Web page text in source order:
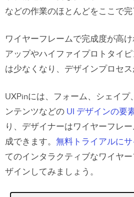
などの作業のほとんどをここで完
ワイヤーフレームで完成度が高
アップやハイファイプロトタイ
は少なくなり、デザインプロセス
UXPinには、フォーム、シェイプ
ンテンツなどの UI デザインの要
り、デザイナーはワイヤーフレ
成できます。 無料トライアルに
てのインタラクティブなワイヤ
ザインしてみましょう。